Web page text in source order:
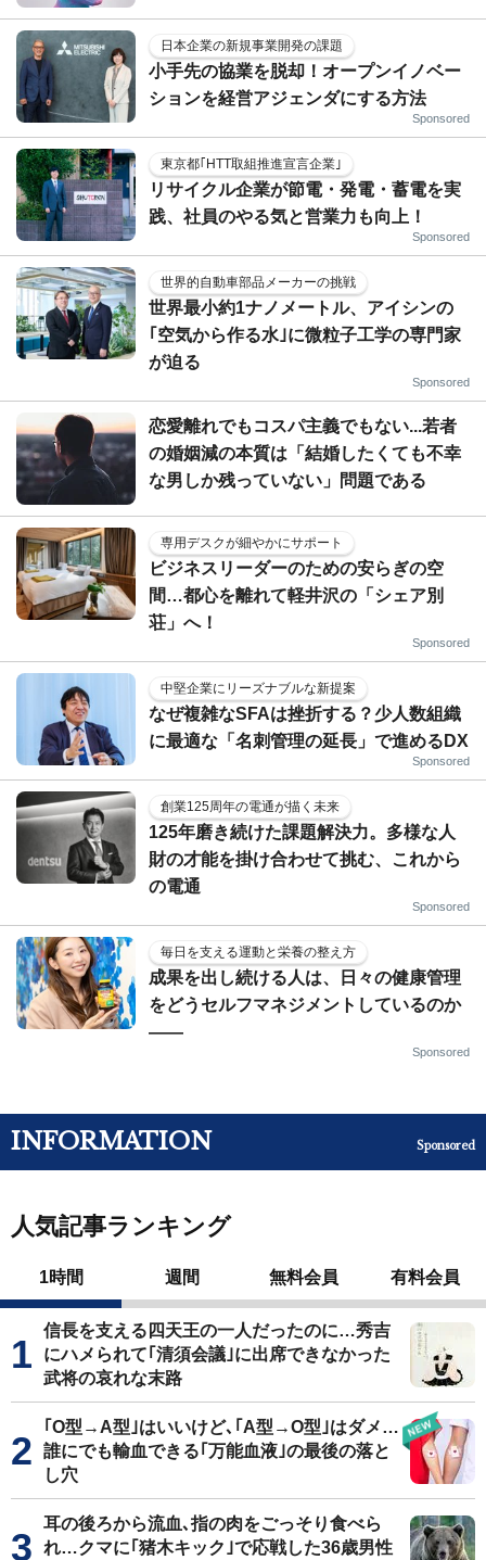
日本企業の新規事業開発の課題
小手先の協業を脱却！オープンイノベー
ションを経営アジェンダにする方法
Sponsored
東京都｢HTT取組推進宣言企業｣
リサイクル企業が節電・発電・蓄電を実
践、社員のやる気と営業力も向上！
Sponsored
世界的自動車部品メーカーの挑戦
世界最小約1ナノメートル、アイシンの
｢空気から作る水｣に微粒子工学の専門家
が迫る
Sponsored
恋愛離れでもコスパ主義でもない...若者
の婚姻減の本質は「結婚したくても不幸
な男しか残っていない」問題である
専用デスクが細やかにサポート
ビジネスリーダーのための安らぎの空
間…都心を離れて軽井沢の「シェア別
荘」へ！
Sponsored
中堅企業にリーズナブルな新提案
なぜ複雑なSFAは挫折する？少人数組織
に最適な「名刺管理の延長」で進めるDX
Sponsored
創業125周年の電通が描く未来
125年磨き続けた課題解決力。多様な人
財の才能を掛け合わせて挑む、これから
の電通
Sponsored
毎日を支える運動と栄養の整え方
成果を出し続ける人は、日々の健康管理
をどうセルフマネジメントしているのか
——
Sponsored
INFORMATION Sponsored
人気記事ランキング
1時間 週間 無料会員 有料会員
信長を支える四天王の一人だったのに…秀吉
にハメられて｢清須会議｣に出席できなかった
武将の哀れな末路
｢O型→A型｣はいいけど､｢A型→O型｣はダメ…
誰にでも輸血できる｢万能血液｣の最後の落と
し穴
耳の後ろから流血､指の肉をごっそり食べら
れ…クマに｢猪木キック｣で応戦した36歳男性